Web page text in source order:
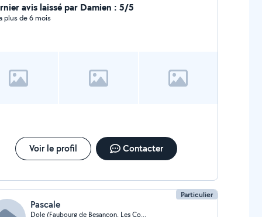
avis laissé par Damien : 5/5
plus de 6 mois
Voir le profil Contacter
Particulier
Pascale
Dole (Faubourg de Besançon, Les Commards)